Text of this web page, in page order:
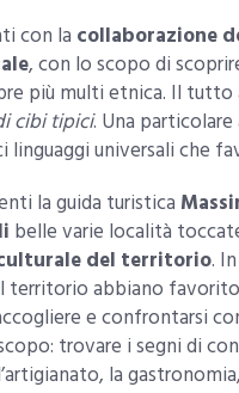
con la collaborazione
, con lo scopo di
più multi etnica. Il
cibi tipici. Una
linguaggi universali che
la guida turistica
belle varie località
del territorio.
abbiano
e confrontarsi
trovare i segni di
la